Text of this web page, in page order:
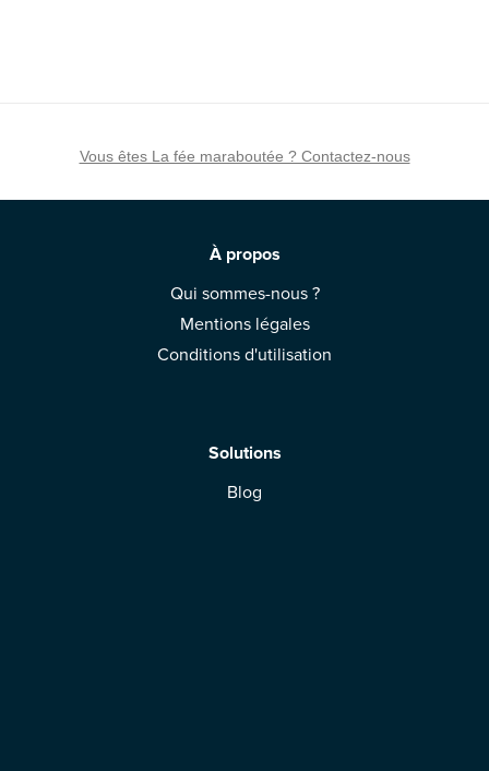
Vous êtes La fée maraboutée ? Contactez-nous
À propos
Qui sommes-nous ?
Mentions légales
Conditions d'utilisation
Solutions
Blog